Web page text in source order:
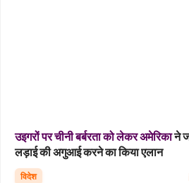
उइगरोंपरचीनीबर्बरताकोलेकरअमेरिकाने
लड़ाई की अगुआई करने का किया एलान
विदेश